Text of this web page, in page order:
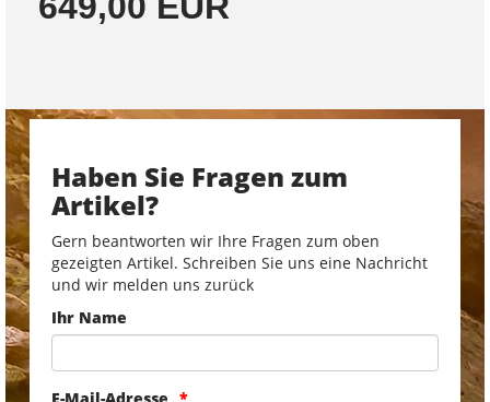
Haben Sie Fragen zum
Artikel?
Gern beantworten wir Ihre Fragen zum oben
gezeigten Artikel. Schreiben Sie uns eine Nachricht
und wir melden uns zurück
Ihr Name